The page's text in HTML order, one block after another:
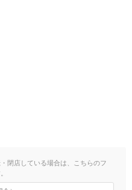
閉店している場合は、こちらのフ